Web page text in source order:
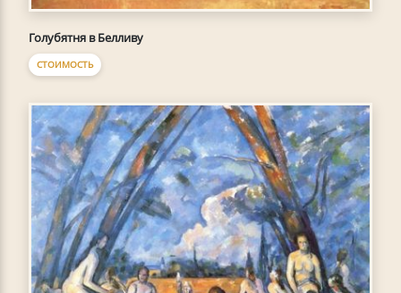
Голубятня в Белливу
СТОИМОСТЬ